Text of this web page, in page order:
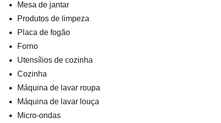
Mesa de jantar
Produtos de limpeza
Placa de fogão
Forno
Utensílios de cozinha
Cozinha
Máquina de lavar roupa
Máquina de lavar louça
Micro-ondas